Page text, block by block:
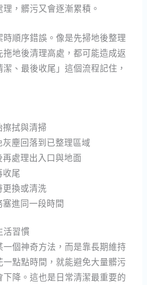
，髒污又會逐漸累積。
順序錯誤。像是先掃地後整理
地後清理高處，都可能造成返
、最後收尾」這個流程記住，
拭與清掃
塵回落到已整理區域
處理出入口與地面
收尾
換或清洗
進同一段時間
活習慣
個神奇方法，而是靠長期維持
點點時間，就能避免大量髒污
降。這也是日常清潔最重要的